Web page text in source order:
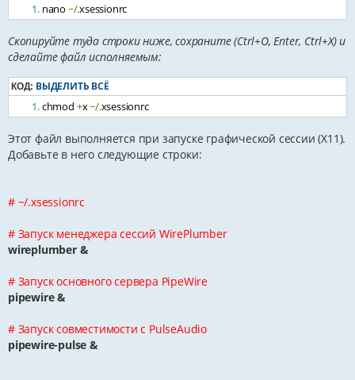
nano ~/.xsessionrc
Скопируйте туда строки ниже, сохраните (Ctrl+O, Enter, Ctrl+X) и
сделайте файл исполняемым:
КОД: ВЫДЕЛИТЬ ВСЁ
chmod +x ~/.xsessionrc
Этот файл выполняется при запуске графической сессии (X11).
Добавьте в него следующие строки:
# ~/.xsessionrc
# Запуск менеджера сессий WirePlumber
wireplumber &
# Запуск основного сервера PipeWire
pipewire &
# Запуск совместимости с PulseAudio
pipewire-pulse &